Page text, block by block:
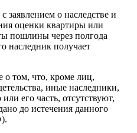
заявлением о наследстве и
оценки квартиры или
пошлины через полгода
наследник получает
о том, что, кроме лиц,
иные наследники,
его часть, отсутствуют,
до истечения данного